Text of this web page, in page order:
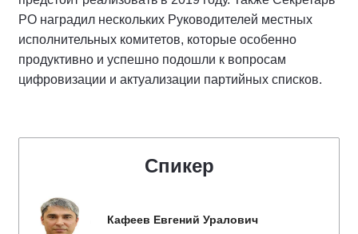
РО наградил нескольких Руководителей местных
исполнительных комитетов, которые особенно
продуктивно и успешно подошли к вопросам
цифровизации и актуализации партийных списков.
Спикер
Кафеев Евгений Уралович